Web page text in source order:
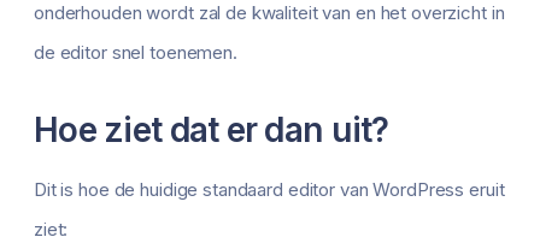
onderhouden wordt zal de kwaliteit van en het overzicht in
de editor snel toenemen.
Hoe ziet dat er dan uit?
Dit is hoe de huidige standaard editor van WordPress eruit
ziet: